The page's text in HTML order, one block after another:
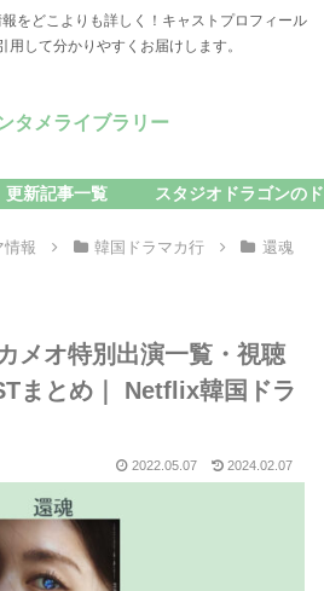
をどこよりも詳しく！キャストプロフィール
用して分かりやすくお届けします。
タメライブラリー
更新記事一覧 スタジオドラゴンの
情報 韓国ドラマカ行 還魂
メオ特別出演一覧・視聴
まとめ｜ Netflix韓国ドラ
2022.05.07 2024.02.07